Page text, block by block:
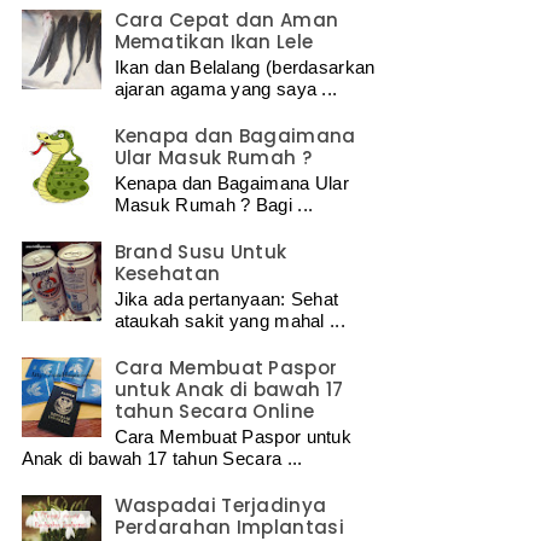
Cara Cepat dan Aman
Mematikan Ikan Lele
Ikan dan Belalang (berdasarkan
ajaran agama yang saya ...
Kenapa dan Bagaimana
Ular Masuk Rumah ?
Kenapa dan Bagaimana Ular
Masuk Rumah ? Bagi ...
Brand Susu Untuk
Kesehatan
Jika ada pertanyaan: Sehat
ataukah sakit yang mahal ...
Cara Membuat Paspor
untuk Anak di bawah 17
tahun Secara Online
Cara Membuat Paspor untuk
Anak di bawah 17 tahun Secara ...
Waspadai Terjadinya
Perdarahan Implantasi